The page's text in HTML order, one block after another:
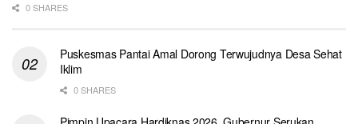
0 SHARES
Puskesmas Pantai Amal Dorong Terwujudnya Desa Sehat
Iklim
0 SHARES